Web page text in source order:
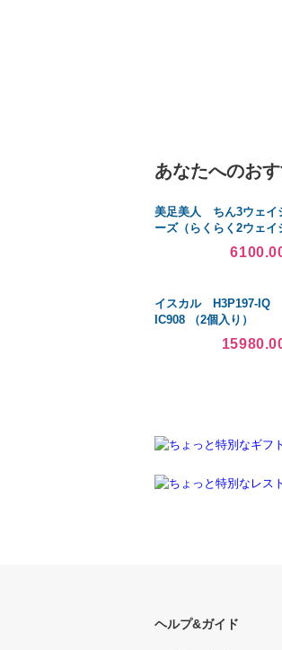
あなたへのお
美足美人 ちん3ウェイ
ーズ（らくらく2ウェイ
ーズ） 婦人用 /
ブラック（美足美人）
イスカル H3P197-IQ
IC908 （2個入り）
ヘルプ&ガイド